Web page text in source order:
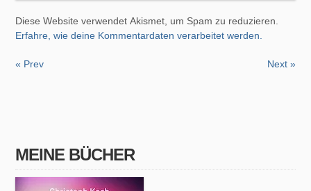
Diese Website verwendet Akismet, um Spam zu reduzieren.
Erfahre, wie deine Kommentardaten verarbeitet werden.
« Prev Next »
MEINE BÜCHER